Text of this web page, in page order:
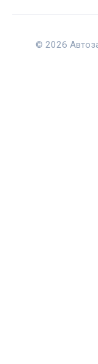
© 2026